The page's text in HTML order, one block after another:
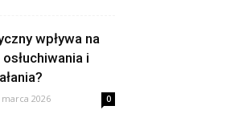
wpływa na
i
marca 2026 0